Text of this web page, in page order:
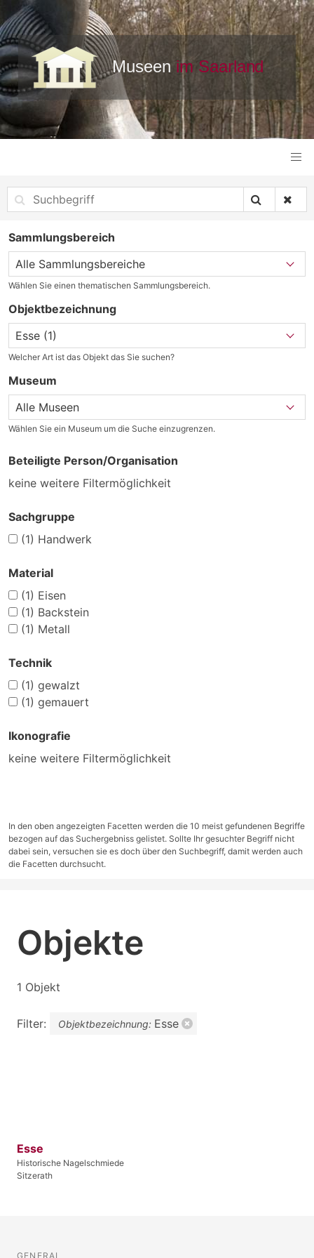
Sammlungsbereich
Wählen Sie einen thematischen Sammlungsbereich.
Objektbezeichnung
Welcher Art ist das Objekt das Sie suchen?
Museum
Wählen Sie ein Museum um die Suche einzugrenzen.
Beteiligte Person/Organisation
keine weitere Filtermöglichkeit
Sachgruppe
(1) Handwerk
Material
(1) Eisen
(1) Backstein
(1) Metall
Technik
(1) gewalzt
(1) gemauert
Ikonografie
keine weitere Filtermöglichkeit
In den oben angezeigten Facetten werden die 10 meist gefundenen Begriffe
bezogen auf das Suchergebniss gelistet. Sollte Ihr gesuchter Begriff nicht
dabei sein, versuchen sie es doch über den Suchbegriff, damit werden auch
die Facetten durchsucht.
Objekte
1 Objekt
Filter: Objektbezeichnung: Esse
Esse
Historische Nagelschmiede
Sitzerath
GENERAL